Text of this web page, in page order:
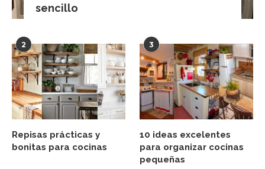
sencillo
2
Repisas prácticas y
bonitas para cocinas
3
10 ideas excelentes
para organizar cocinas
pequeñas